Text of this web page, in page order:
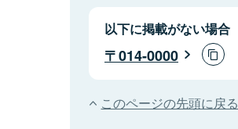
以下に掲載がない場合
014-0000
このページの先頭に戻る